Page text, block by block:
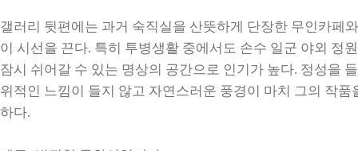
갤러리 뒷편에는 과거 숙직실을 산뜻하게 단장한 무인카페
이 시선을 끈다. 특히 투병생활 중에서도 손수 일군 야외 정
잠시 쉬어갈 수 있는 명상의 공간으로 인기가 높다. 정성을
위적인 느낌이 들지 않고 자연스러운 풍경이 마치 그의 작품
하다.